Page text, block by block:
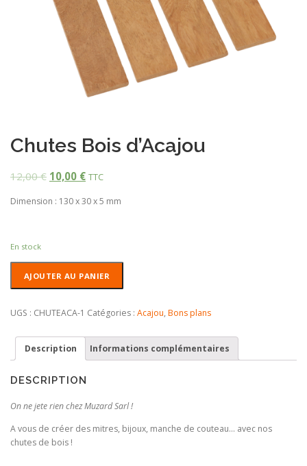
Chutes Bois d’Acajou
12,00€ 10,00 € TTC
Dimension : 130 x 30 x 5 mm
En stock
Bois
AJOUTER AU PANIER
UGS : CHUTEACA-1 Catégories : Acajou, Bons plans
Description Informations complémentaires
DESCRIPTION
On ne jete rien chez Muzard Sarl !
A vous de créer des mitres, bijoux, manche de couteau… avec nos
chutes de bois !